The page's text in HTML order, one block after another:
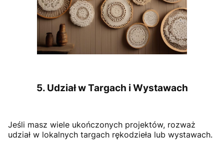
5. Udział w Targach i Wystawach
Jeśli masz wiele ukończonych projektów, rozważ
udział w lokalnych targach rękodzieła lub wystawach.